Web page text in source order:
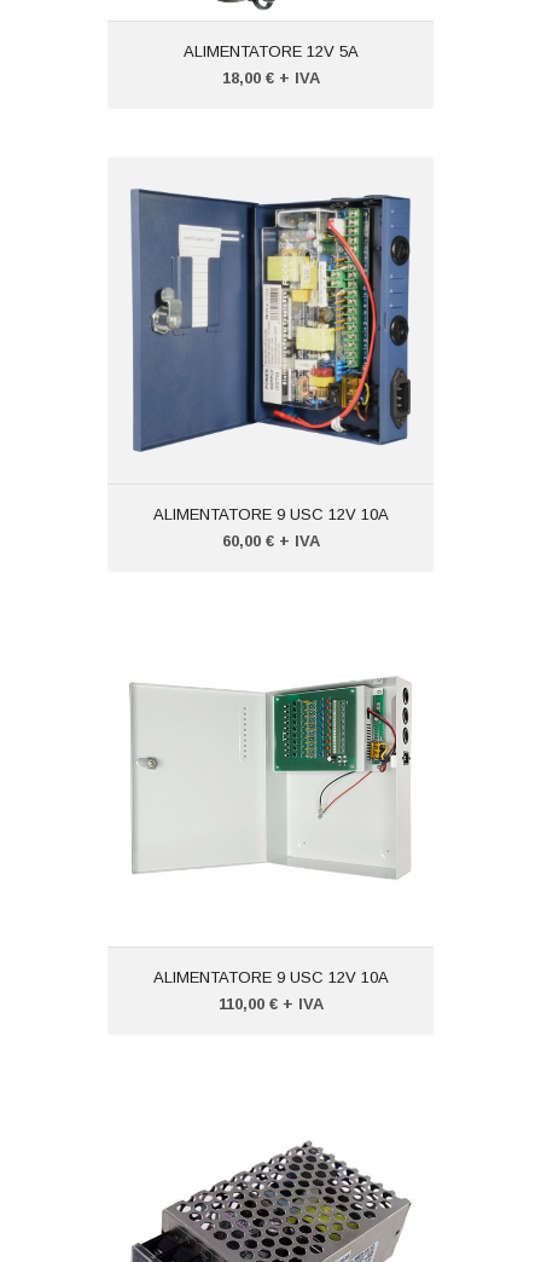
ALIMENTATORE 12V 5A
18,00 € + IVA
ALIMENTATORE 9 USC 12V 10A
60,00 € + IVA
Codice: VTPD1209SLIM
Peso (kg): 3,000
Produttore:
VISIOTECH
ALIMENTATORE 9 USC 12V 10A
110,00 € + IVA
Codice: VTPD1209UPS
Peso (kg): 3,000
Produttore:
VISIOTECH
Codice: VTPD3012
Peso (kg): 3,000
Produttore:
VISIOTECH